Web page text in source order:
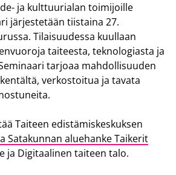
ja kulttuurialan toimijoille
järjestetään tiistaina 27.
Tilaisuudessa kuullaan
taiteesta, teknologiasta ja
tarjoaa mahdollisuuden
verkostoitua ja tavata
Taiteen edistämiskeskuksen
Satakunnan aluehanke Taikerit
ja Digitaalinen taiteen talo.